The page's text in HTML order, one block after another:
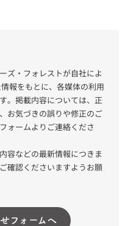
ズ・フォレストが自社によ
報をもとに、各媒体の利用
。掲載内容については、正
お気づきの誤りや修正のご
ォームよりご連絡くださ
容などの最新情報につきま
確認くださいますようお願
フォームへ